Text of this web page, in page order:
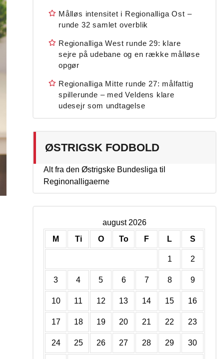
Målløs intensitet i Regionalliga Ost –
runde 32 samlet overblik
Regionalliga West runde 29: klare
sejre på udebane og en række målløse
opgør
Regionalliga Mitte runde 27: målfattig
spillerunde – med Veldens klare
udesejr som undtagelse
ØSTRIGSK FODBOLD
Alt fra den Østrigske Bundesliga til
Reginonalligaerne
august 2026
M
Ti O To F L S
1 2
3 4 5 6 7 8 9
10 11 12 13 14 15 16
17 18 19 20 21 22 23
24 25 26 27 28 29 30